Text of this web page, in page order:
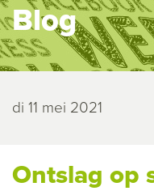
Blog
di 11 mei 2021
Ontslag op